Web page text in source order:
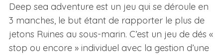
Deep sea adventure est un jeu qui se déroule en
3 manches, le but étant de rapporter le plus de
jetons Ruines au sous-marin. C’est un jeu de dés «
stop ou encore » individuel avec la gestion d’une